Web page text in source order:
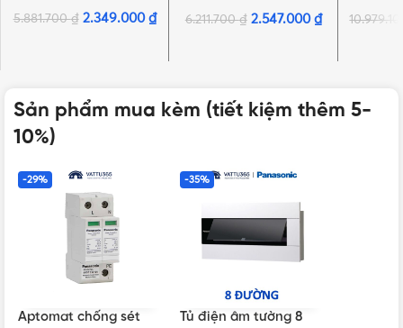
1N 40-275 P QS
5.881.700₫ 2.349.000 ₫
T2-T3 1N 20-275 P QS
6.211.700₫ 2.547.000 ₫
Sản phẩm mua kèm (tiết kiệm thêm 5-
10%)
-29%
Aptomat chống sét
-35%
Tủ điện âm tường 8